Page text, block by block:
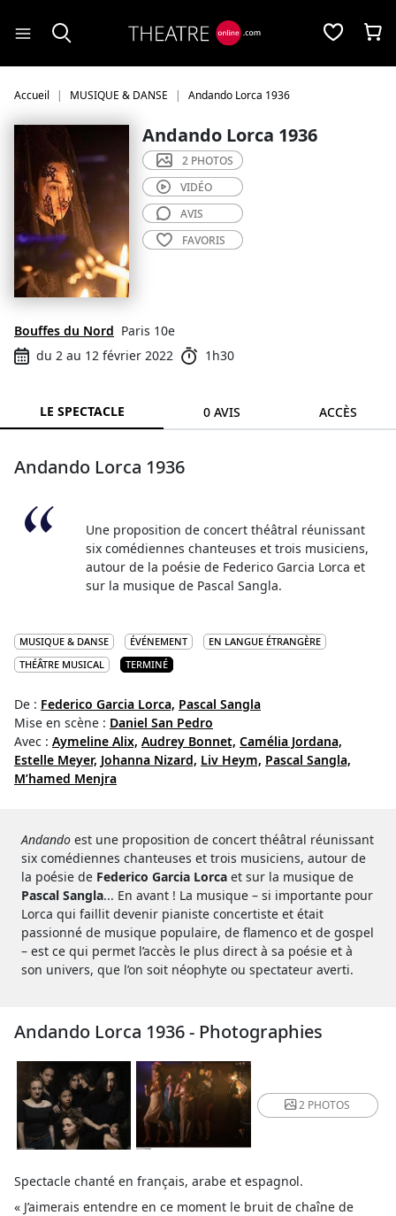
Accueil MUSIQUE & DANSE Andando Lorca 1936
Andando Lorca 1936
Bouffes du Nord Paris 10e
du 2 au 12 février 2022
1h30
2 PHOTOS
VIDÉO
AVIS
FAVORIS
LE SPECTACLE 0 AVIS ACCÈS
Andando Lorca 1936
Une proposition de concert théâtral réunissant
six comédiennes chanteuses et trois musiciens,
autour de la poésie de Federico Garcia Lorca et
sur la musique de Pascal Sangla.
MUSIQUE & DANSE ÉVÉNEMENT
EN LANGUE ÉTRANGÈRE
THÉÂTRE MUSICAL
TERMINÉ
De : Federico Garcia Lorca, Pascal Sangla
Mise en scène : Daniel San Pedro
Avec : Aymeline Alix, Audrey Bonnet, Camélia Jordana,
Estelle Meyer, Johanna Nizard, Liv Heym, Pascal Sangla,
M’hamed Menjra
Andando est une proposition de concert théâtral réunissant
six comédiennes chanteuses et trois musiciens, autour de
la poésie de Federico Garcia Lorca et sur la musique de
Pascal Sangla... En avant ! La musique – si importante pour
Lorca qui faillit devenir pianiste concertiste et était
passionné de musique populaire, de flamenco et de gospel
– est ce qui permet l’accès le plus direct à sa poésie et à
son univers, que l’on soit néophyte ou spectateur averti.
Andando Lorca 1936 - Photographies
2 PHOTOS
Spectacle chanté en français, arabe et espagnol.
« J’aimerais entendre en ce moment le bruit de chaîne de